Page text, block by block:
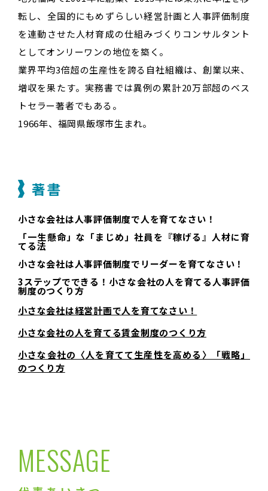
転し、全国的にもめずらしい経営計画と人事評価制度
を連動させた人材育成の仕組みづくりコンサルタント
としてオンリーワンの地位を築く。
業界平均3倍超の生産性を誇る自社組織は、創業以来、
増収を果たす。実務書では異例の累計20万部超のベス
トセラー著者でもある。
1966年、福岡県飯塚市生まれ。
著書
小さな会社は人事評価制度で人を育てなさい！
「一生懸命」な「まじめ」社員を『稼げる』人材に育
てる法
小さな会社は人事評価制度でリーダーを育てなさい！
3ステップでできる！小さな会社の人を育てる人事評価
制度のつくり方
小さな会社は経営計画で人を育てなさい！
小さな会社の人を育てる賃金制度のつくり方
小さな会社の〈人を育てて生産性を高める〉「戦略」
のつくり方
MESSAGE